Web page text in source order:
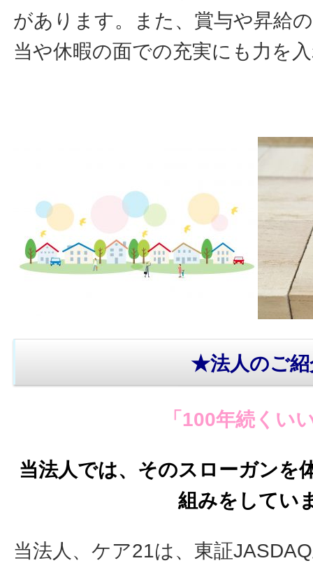
があります。また、賞与や昇給
当や休暇の面での充実にも力を
★法人のご
「100年続くい
当法人では、そのスローガンを
組みをしてい
当法人、ケア21は、東証